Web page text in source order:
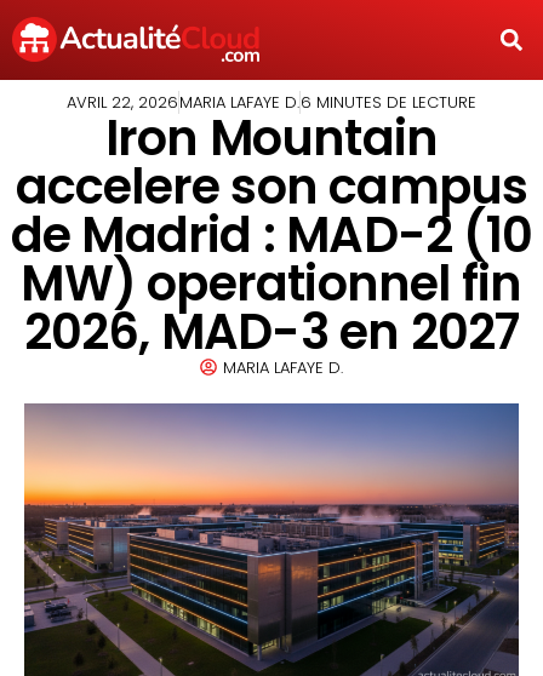
AVRIL 22, 2026MARIA LAFAYE D.6 MINUTES DE LECTURE
Iron Mountain
accelere son campus
de Madrid : MAD-2 (10
MW) operationnel fin
2026, MAD-3 en 2027
MARIA LAFAYE D.